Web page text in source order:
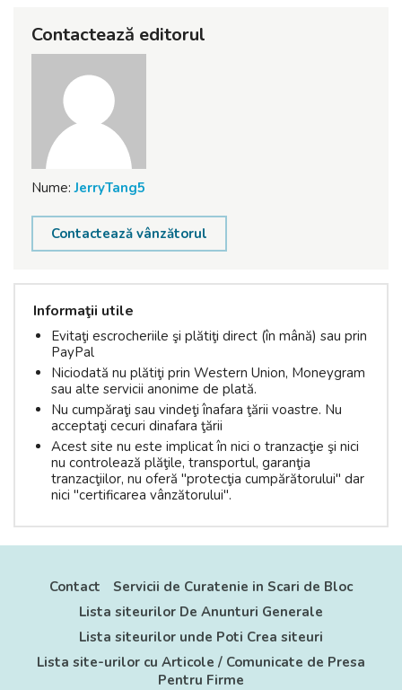
Contactează editorul
Nume: JerryTang5
Contactează vânzătorul
Informaţii utile
Evitaţi escrocheriile şi plătiţi direct (în mână) sau prin
PayPal
Niciodată nu plătiţi prin Western Union, Moneygram
sau alte servicii anonime de plată.
Nu cumpăraţi sau vindeţi înafara ţării voastre. Nu
acceptaţi cecuri dinafara ţării
Acest site nu este implicat în nici o tranzacţie şi nici
nu controlează plăţile, transportul, garanţia
tranzacţiilor, nu oferă "protecţia cumpărătorului" dar
nici "certificarea vânzătorului".
Contact
Servicii de Curatenie in Scari de Bloc
Lista siteurilor De Anunturi Generale
Lista siteurilor unde Poti Crea siteuri
Lista site-urilor cu Articole / Comunicate de Presa
Pentru Firme